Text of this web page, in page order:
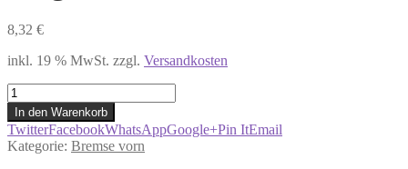
8,32 €
inkl. 19 % MwSt. zzgl. Versandkosten
Bremsleitung
vorn
Trabant
601
Original
In den Warenkorb
TwitterFacebookWhatsAppGoogle+Pin ItEmail
Kategorie: Bremse vorn